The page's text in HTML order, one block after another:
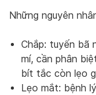
Những nguyên
Chắp: tuyến bã
mí, cần phân
bít tắc còn lẹo
Lẹo mắt: bệnh